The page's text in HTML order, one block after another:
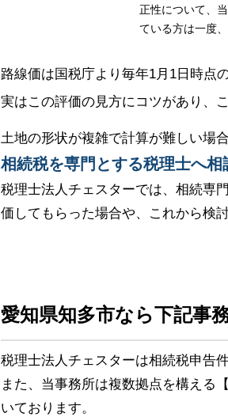
正性について、
ている方は一度、
路線価は国税庁より毎年1月1日時点
実はこの評価の見方にコツがあり、
土地の形状が複雑で計算が難しい場
相続税を専門とする税理士へ
税理士法人チェスターでは、相続専
価してもらった場合や、これから検
愛知県知多市なら下記事
税理士法人チェスターは相続税申告
また、当事務所は複数拠点を構える
いております。